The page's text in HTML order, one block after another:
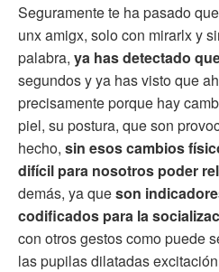
Seguramente te ha pasado
unx amigx, solo con mirarlx y
palabra, ya has detectado
segundos y ya has visto que
precisamente porque hay
piel, su postura, que son
hecho, sin esos cambios
difícil para nosotros poder
demás, ya queson
codificados para la
con otros gestos como puede
las pupilas dilatadas